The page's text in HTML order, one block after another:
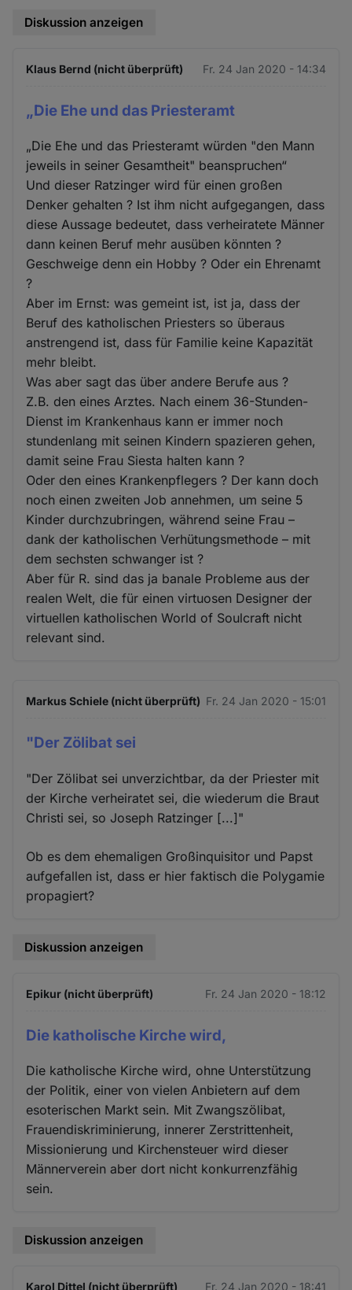
Diskussion anzeigen
Klaus Bernd (nicht überprüft) Fr. 24 Jan 2020 - 14:34
„Die Ehe und das Priesteramt
„Die Ehe und das Priesteramt würden "den Mann
jeweils in seiner Gesamtheit" beanspruchen“
Und dieser Ratzinger wird für einen großen
Denker gehalten ? Ist ihm nicht aufgegangen, dass
diese Aussage bedeutet, dass verheiratete Männer
dann keinen Beruf mehr ausüben könnten ?
Geschweige denn ein Hobby ? Oder ein Ehrenamt
?
Aber im Ernst: was gemeint ist, ist ja, dass der
Beruf des katholischen Priesters so überaus
anstrengend ist, dass für Familie keine Kapazität
mehr bleibt.
Was aber sagt das über andere Berufe aus ?
Z.B. den eines Arztes. Nach einem 36-Stunden-
Dienst im Krankenhaus kann er immer noch
stundenlang mit seinen Kindern spazieren gehen,
damit seine Frau Siesta halten kann ?
Oder den eines Krankenpflegers ? Der kann doch
noch einen zweiten Job annehmen, um seine 5
Kinder durchzubringen, während seine Frau –
dank der katholischen Verhütungsmethode – mit
dem sechsten schwanger ist ?
Aber für R. sind das ja banale Probleme aus der
realen Welt, die für einen virtuosen Designer der
virtuellen katholischen World of Soulcraft nicht
relevant sind.
Markus Schiele (nicht überprüft) Fr. 24 Jan 2020 - 15:01
"Der Zölibat sei
"Der Zölibat sei unverzichtbar, da der Priester mit
der Kirche verheiratet sei, die wiederum die Braut
Christi sei, so Joseph Ratzinger [...]"
Ob es dem ehemaligen Großinquisitor und Papst
aufgefallen ist, dass er hier faktisch die Polygamie
propagiert?
Diskussion anzeigen
Epikur (nicht überprüft) Fr. 24 Jan 2020 - 18:12
Die katholische Kirche wird,
Die katholische Kirche wird, ohne Unterstützung
der Politik, einer von vielen Anbietern auf dem
esoterischen Markt sein. Mit Zwangszölibat,
Frauendiskriminierung, innerer Zerstrittenheit,
Missionierung und Kirchensteuer wird dieser
Männerverein aber dort nicht konkurrenzfähig
sein.
Diskussion anzeigen
Karol Dittel (nicht überprüft) Fr. 24 Jan 2020 - 18:41